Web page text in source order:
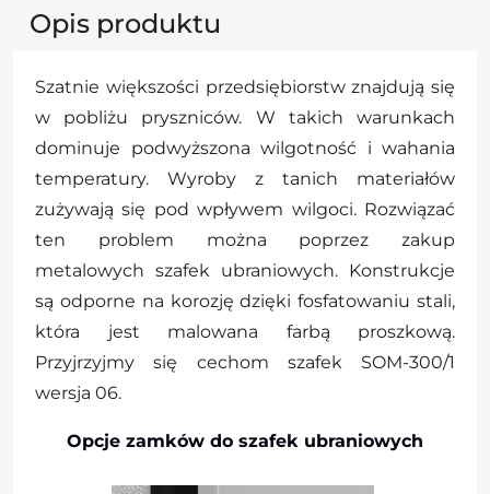
Opis produktu
Szatnie większości przedsiębiorstw znajdują się
w pobliżu pryszniców. W takich warunkach
dominuje podwyższona wilgotność i wahania
temperatury. Wyroby z tanich materiałów
zużywają się pod wpływem wilgoci. Rozwiązać
ten problem można poprzez zakup
metalowych szafek ubraniowych. Konstrukcje
są odporne na korozję dzięki fosfatowaniu stali,
która jest malowana farbą proszkową.
Przyjrzyjmy się cechom szafek SOM-300/1
wersja 06.
Opcje zamków do szafek ubraniowych